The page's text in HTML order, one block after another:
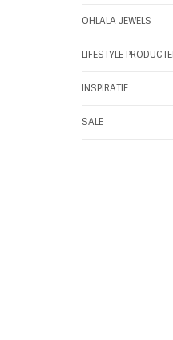
OHLALA JEWELS
LIFESTYLE
INSPIRATIE
SALE